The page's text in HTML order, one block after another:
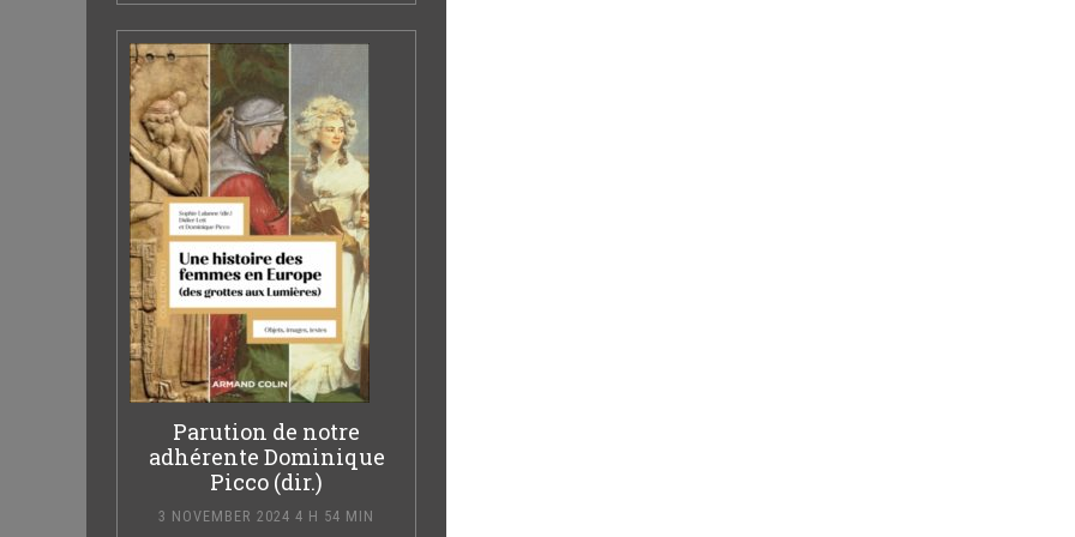
Parution de notre
adhérente Dominique
Picco (dir.)
3 NOVEMBER 2024 4 H 54 MIN